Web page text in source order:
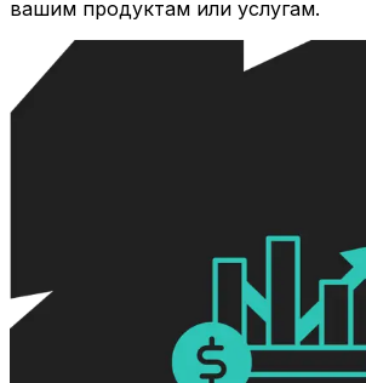
вашим продуктам или услугам.